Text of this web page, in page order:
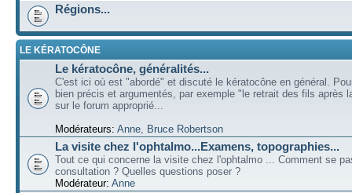
Régions...
LE KÉRATOCÔNE
Le kératocône, généralités...
C'est ici où est "abordé" et discuté le kératocône en général.
bien précis et argumentés, par exemple "le retrait des fils après
sur le forum approprié...
Modérateurs: Anne, Bruce Robertson
La visite chez l'ophtalmo...Examens, topographies...
Tout ce qui concerne la visite chez l'ophtalmo ... Comment se
consultation ? Quelles questions poser ?
Modérateur: Anne